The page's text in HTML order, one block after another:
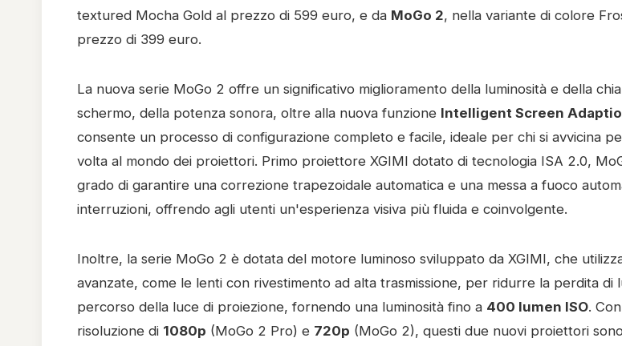
textured Mocha Gold al prezzo di 599 euro, e da MoGo 2, nella variante di colore
prezzo di 399 euro.
La nuova serie MoGo 2 offre un significativo miglioramento della luminosità e della
schermo, della potenza sonora, oltre alla nuova funzione Intelligent Screen
consente un processo di configurazione completo e facile, ideale per chi si avvicina
volta al mondo dei proiettori. Primo proiettore XGIMI dotato di tecnologia ISA 2.0,
grado di garantire una correzione trapezoidale automatica e una messa a fuoco
interruzioni, offrendo agli utenti un'esperienza visiva più fluida e coinvolgente.
Inoltre, la serie MoGo 2 è dotata del motore luminoso sviluppato da XGIMI, che
avanzate, come le lenti con rivestimento ad alta trasmissione, per ridurre la perdita di
percorso della luce di proiezione, fornendo una luminosità fino a 400 lumen ISO.
risoluzione di 1080p (MoGo 2 Pro) e 720p (MoGo 2), questi due nuovi proiettori